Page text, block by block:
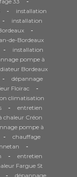
-
installation
-
installation
-
de-Bordeaux
-
installation
pompe à
Bordeaux
-
dépannage
Floirac -
climatisation
-
entretien
chaleur Créon
pompe à
-
chauffage
-
-
entretien
Fargue St
-
dépannage